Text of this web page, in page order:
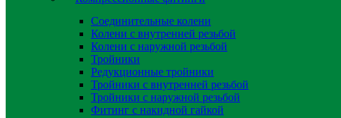
Соединительные колени
Колени с внутренней резьбой
Колени с наружной резьбой
Тройники
Редукционные тройники
Тройники с внутренней резьбой
Тройники с наружной резьбой
Фитинг с накидной гайкой